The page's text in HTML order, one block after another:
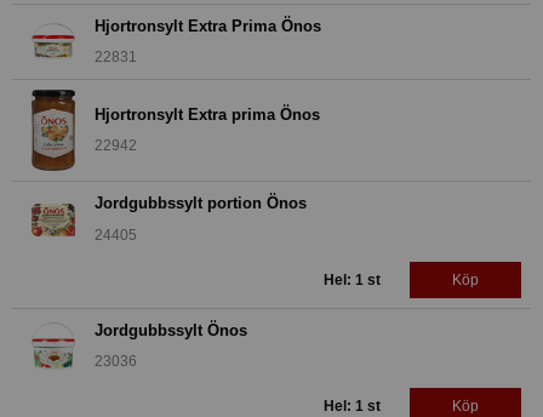
Hjortronsylt Extra Prima Önos
22831
Hjortronsylt Extra prima Önos
22942
Jordgubbssylt portion Önos
24405
Hel: 1 st Köp
Jordgubbssylt Önos
23036
Hel: 1 st Köp